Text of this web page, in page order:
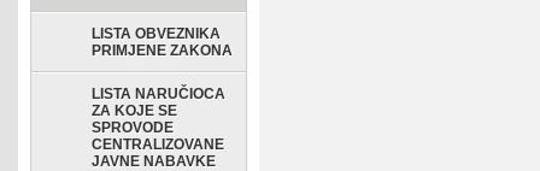
LISTA OBVEZNIKA
PRIMJENE ZAKONA
LISTA NARUČIOCA
ZA KOJE SE
SPROVODE
CENTRALIZOVANE
JAVNE NABAVKE